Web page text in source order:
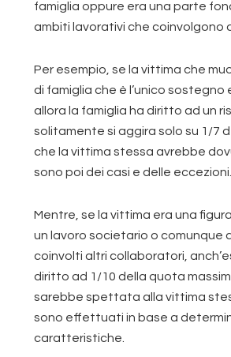
famiglia oppure era una parte
ambiti lavorativi che coinvolgono
Per esempio, se la vittima che
di famiglia che è l’unico sostegno
allora la famiglia ha diritto ad un
solitamente si aggira solo su 1/7
che la vittima stessa avrebbe
sono poi dei casi e delle eccezioni.
Mentre, se la vittima era una
un lavoro societario o comunque
coinvolti altri collaboratori,
diritto ad 1/10 della quota
sarebbe spettata alla vittima
sono effettuati in base a
caratteristiche.